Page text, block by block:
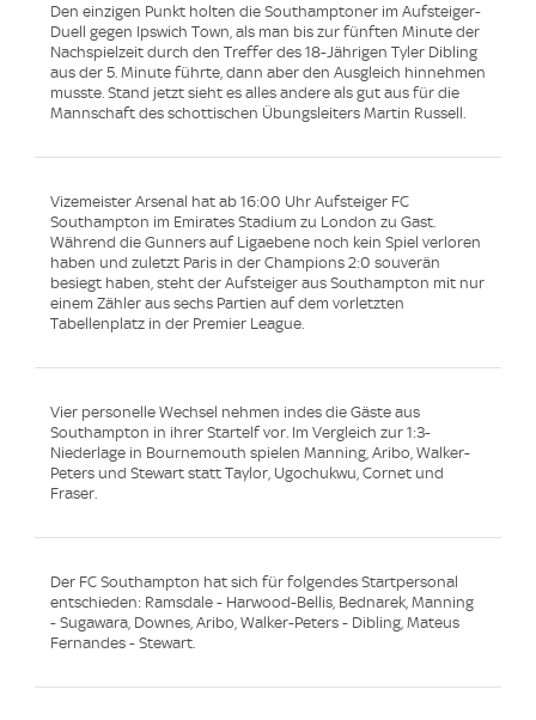
Den einzigen Punkt holten die Southamptoner im Aufsteiger-
Duell gegen Ipswich Town, als man bis zur fünften Minute der
Nachspielzeit durch den Treffer des 18-Jährigen Tyler Dibling
aus der 5. Minute führte, dann aber den Ausgleich hinnehmen
musste. Stand jetzt sieht es alles andere als gut aus für die
Mannschaft des schottischen Übungsleiters Martin Russell.
Vizemeister Arsenal hat ab 16:00 Uhr Aufsteiger FC
Southampton im Emirates Stadium zu London zu Gast.
Während die Gunners auf Ligaebene noch kein Spiel verloren
haben und zuletzt Paris in der Champions 2:0 souverän
besiegt haben, steht der Aufsteiger aus Southampton mit nur
einem Zähler aus sechs Partien auf dem vorletzten
Tabellenplatz in der Premier League.
Vier personelle Wechsel nehmen indes die Gäste aus
Southampton in ihrer Startelf vor. Im Vergleich zur 1:3-
Niederlage in Bournemouth spielen Manning, Aribo, Walker-
Peters und Stewart statt Taylor, Ugochukwu, Cornet und
Fraser.
Der FC Southampton hat sich für folgendes Startpersonal
entschieden: Ramsdale - Harwood-Bellis, Bednarek, Manning
- Sugawara, Downes, Aribo, Walker-Peters - Dibling, Mateus
Fernandes - Stewart.